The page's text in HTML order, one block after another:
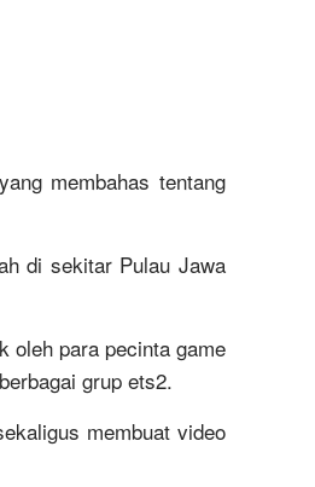
membahas tentang
di sekitar Pulau Jawa
oleh para pecinta game
grup ets2.
membuat video